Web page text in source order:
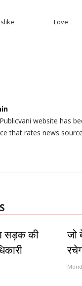
Love
website has
that rates news
सड़क की
जो